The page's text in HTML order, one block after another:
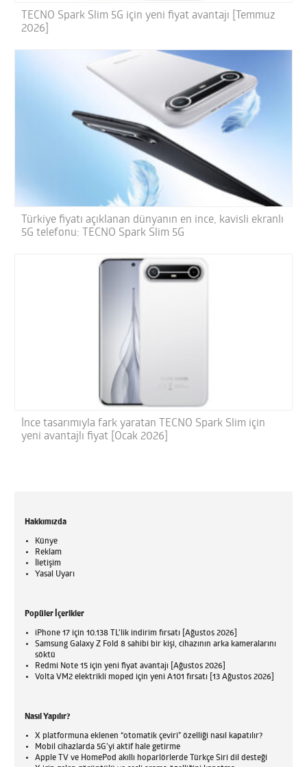
TECNO Spark Slim 5G için yeni fiyat avantajı [Temmuz
2026]
Türkiye fiyatı açıklanan dünyanın en ince, kavisli ekranlı
5G telefonu: TECNO Spark Slim 5G
İnce tasarımıyla fark yaratan TECNO Spark Slim için
yeni avantajlı fiyat [Ocak 2026]
Hakkımızda
Künye
Reklam
İletişim
Yasal Uyarı
Popüler İçerikler
iPhone 17 için 10.138 TL'lik indirim fırsatı [Ağustos 2026]
Samsung Galaxy Z Fold 8 sahibi bir kişi, cihazının arka kameralarını
söktü
Redmi Note 15 için yeni fiyat avantajı [Ağustos 2026]
Volta VM2 elektrikli moped için yeni A101 fırsatı [13 Ağustos 2026]
Nasıl Yapılır?
X platformuna eklenen “otomatik çeviri” özelliği nasıl kapatılır?
Mobil cihazlarda 5G’yi aktif hale getirme
Apple TV ve HomePod akıllı hoparlörlerde Türkçe Siri dil desteği